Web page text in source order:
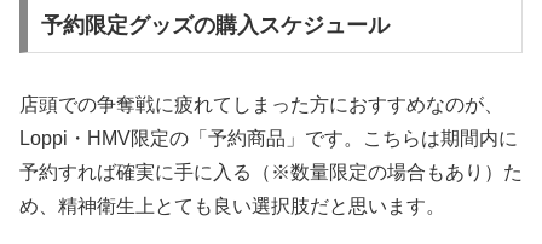
予約限定グッズの購入スケジュール
店頭での争奪戦に疲れてしまった方におすすめなのが、
Loppi・HMV限定の「予約商品」です。こちらは期間内に
予約すれば確実に手に入る（※数量限定の場合もあり）た
め、精神衛生上とても良い選択肢だと思います。